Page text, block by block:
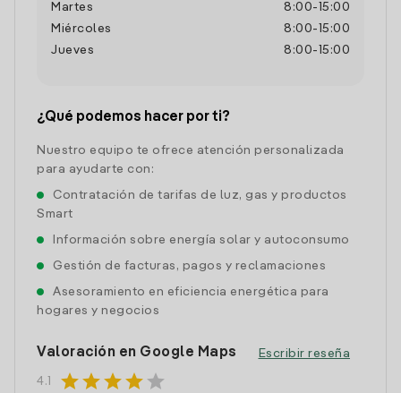
Martes
8:00- 15:00
Miércoles
8:00- 15:00
Jueves
8:00- 15:00
¿Qué podemos hacer por ti?
Nuestro equipo te ofrece atención personalizada
para ayudarte con:
Contratación de tarifas de luz, gas y productos
Smart
Información sobre energía solar y autoconsumo
Gestión de facturas, pagos y reclamaciones
Asesoramiento en eficiencia energética para
hogares y negocios
Valoración en Google Maps
4.1 starstarstarstar star
Escribir reseña